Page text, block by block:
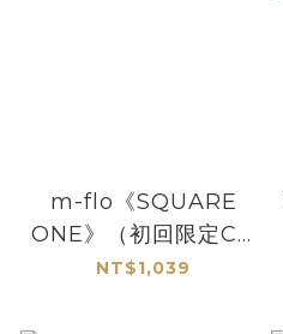
m-flo《SQUARE
ONE》（初回限定CD
+ DVD）
NT$1,039